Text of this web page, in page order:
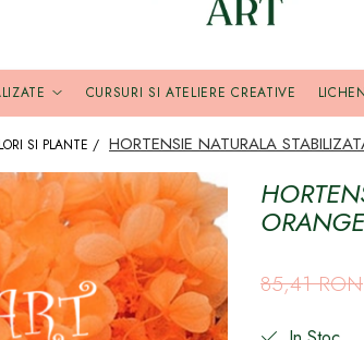
CURSURI SI ATELIERE CREATIVE
SI PLANTE / HORTENSIE NATURALA
ORANGE
85,41 RON